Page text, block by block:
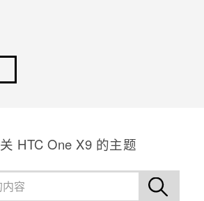
HTC One X9 的主题